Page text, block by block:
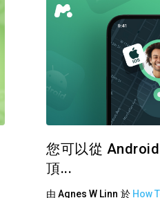
您可以從
頂...
由Agnes W Linn 於 How